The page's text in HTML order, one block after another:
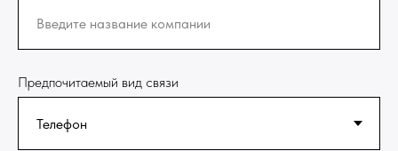
Предпочитаемый вид связи